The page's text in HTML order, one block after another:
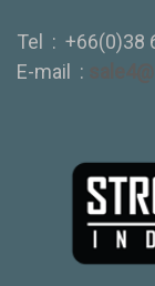
Tel : +66(0)38
E-mail :